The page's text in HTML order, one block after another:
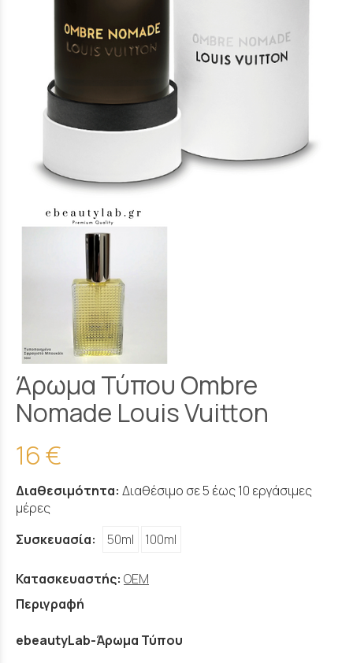
Άρωμα Τύπου Ombre
Nomade Louis Vuitton
16 €
Διαθεσιμότητα: Διαθέσιμο σε 5 έως 10 εργάσιμες
μέρες
Συσκευασία:
50ml 100ml
Κατασκευαστής: OEM
Περιγραφή
ebeautyLab-Άρωμα Τύπου